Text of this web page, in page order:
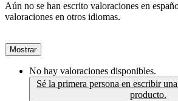
Aún no se han escrito valoraciones en
valoraciones en otros idiomas.
Mostrar
No hay valoraciones disponibles.
Sé la primera persona en escribir
producto.